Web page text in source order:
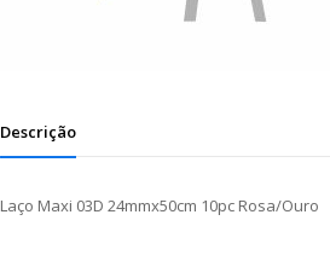
Descrição
Laço Maxi 03D 24mmx50cm 10pc Rosa/Ouro